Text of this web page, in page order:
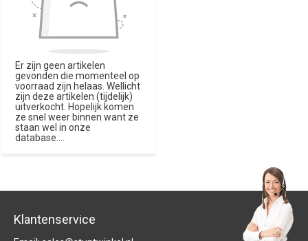
Er zijn geen artikelen
gevonden die momenteel op
voorraad zijn helaas. Wellicht
zijn deze artikelen (tijdelijk)
uitverkocht. Hopelijk komen
ze snel weer binnen want ze
staan wel in onze
database....
Klantenservice